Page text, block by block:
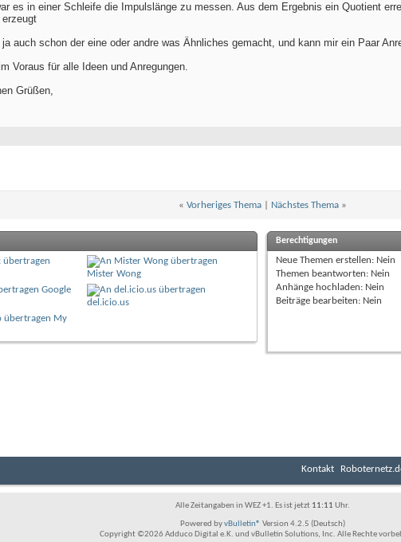
es in einer Schleife die Impulslänge zu messen. Aus dem Ergebnis ein Quotient
auch schon der eine oder andre was Ähnliches gemacht, und kann mir ein Paar
Voraus für alle Ideen und Anregungen.
Grüßen,
« Vorheriges Thema| Nächstes Thema »
Mister Wong
Google
del.icio.us
My
Berechtigungen
Neue Themen erstellen: Nein
Themen beantworten: Nein
Anhänge hochladen: Nein
Beiträge bearbeiten: Nein
Kontakt
Alle Zeitangaben in WEZ +1. Es ist jetzt 11:11 Uhr.
Powered byvBulletin® Version 4.2.5 (Deutsch)
Copyright ©2026 Adduco Digital e.K. und vBulletin Solutions, Inc. Alle Rechte